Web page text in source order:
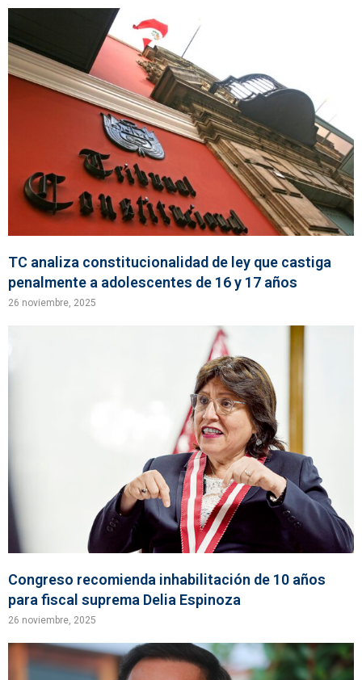
TC analiza constitucionalidad de ley que castiga
penalmente a adolescentes de 16 y 17 años
26 noviembre, 2025
Congreso recomienda inhabilitación de 10 años
para fiscal suprema Delia Espinoza
26 noviembre, 2025